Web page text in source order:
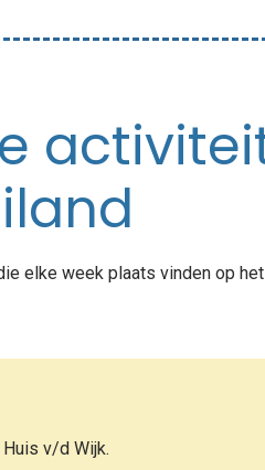
elke week plaats vinden op
v/d Wijk.